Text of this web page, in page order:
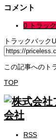
コメント
0 トラッ
トラックバック
この記事へのト
TOP
RSS